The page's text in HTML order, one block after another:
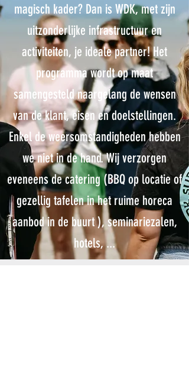
magisch kader? Dan is WDK, met zijn
uitzonderlijke infrastructuur en
activiteiten, je ideale partner!Het
programma wordt op maat
samengesteld naargelang de wensen
van de klant, eisen en doelstellingen.
Enkel de weersomstandigheden hebben
we niet in de hand.Wij verzorgen
eveneens de catering (BBQ op locatie of
gezellig tafelen in het ruime horeca
aanbod in de buurt ), seminariezalen,
hotels, ...